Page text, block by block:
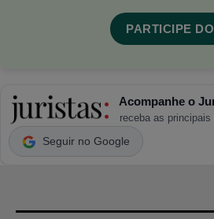
PARTICIPE
Acompanhe o
receba as
Seguir no Google